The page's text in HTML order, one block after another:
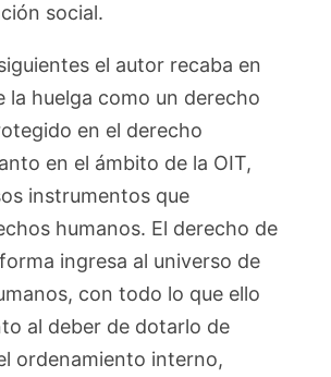
social.
el autor recaba en
la huelga como un derecho
en el derecho
en el ámbito de la OIT,
instrumentos que
humanos. El derecho de
ingresa al universo de
con todo lo que ello
al deber de dotarlo de
ordenamiento interno,